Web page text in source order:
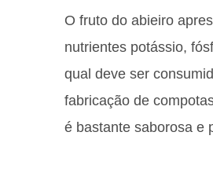
O fruto do abieiro
nutrientes potássio,
qual deve ser
fabricação de
é bastante saborosa e